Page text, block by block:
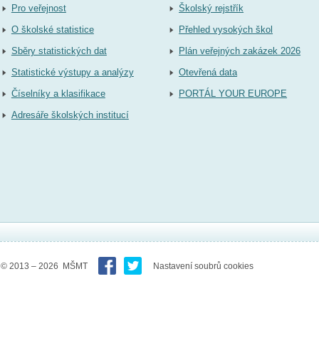
Pro veřejnost
O školské statistice
Sběry statistických dat
Statistické výstupy a analýzy
Číselníky a klasifikace
Adresáře školských institucí
Školský rejstřík
Přehled vysokých škol
Plán veřejných zakázek 2026
Otevřená data
PORTÁL YOUR EUROPE
© 2013 – 2026 MŠMT Nastavení soubrů cookies